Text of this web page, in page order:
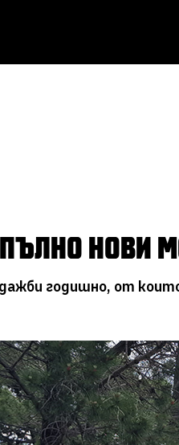
нови
годишно, от